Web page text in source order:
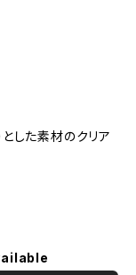
した素材のクリア